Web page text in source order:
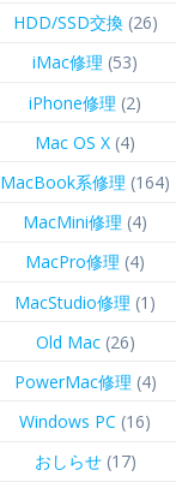
HDD/SSD交換(26)
iMac修理 (53)
iPhone修理 (2)
Mac OS X (4)
MacBook系修理 (164)
MacMini修理 (4)
MacPro修理 (4)
MacStudio修理 (1)
Old Mac(26)
PowerMac修理 (4)
Windows PC (16)
おしらせ(17)